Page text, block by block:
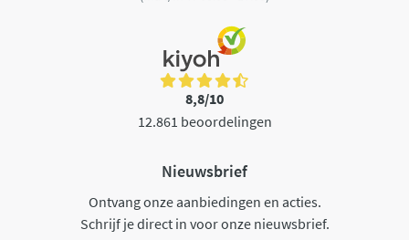
8,8/10
12.861 beoordelingen
Nieuwsbrief
Ontvang onze aanbiedingen en acties.
Schrijf je direct in voor onze nieuwsbrief.